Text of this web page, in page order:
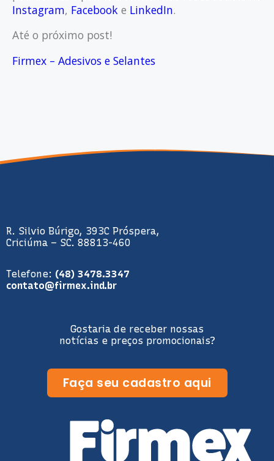
Instagram, Facebook e LinkedIn.
Até o próximo post!
Firmex – Adesivos e Selantes
R. Silvio Búrigo, 393C Próspera,
Criciúma – SC. 88813-460
Telefone: (48) 3478.3347
contato@firmex.ind.br
Gostaria de receber nossas
notícias e preços promocionais?
Faça seu cadastro aqui